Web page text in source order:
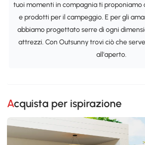
tuoi momenti in compagnia ti proponiamo
e prodotti per il campeggio. E per gli
abbiamo progettato serre di ogni
attrezzi. Con Outsunny trovi ciò che
all'aperto.
Acquista per ispirazione